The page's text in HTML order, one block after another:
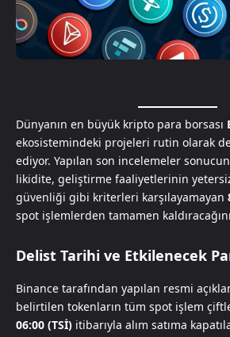
Dünyanın en büyük kripto para borsası
ekosistemindeki projeleri rutin olarak
ediyor. Yapılan son incelemeler
likidite, geliştirme faaliyetlerinin
güvenliği gibi kriterleri karşılayamayan
spot işlemlerden tamamen
Delist Tarihi ve Etkilenecek
Binance tarafından yapılan resmi
belirtilen tokenların tüm spot işlem
06:00 (TSİ) itibarıyla alım satıma